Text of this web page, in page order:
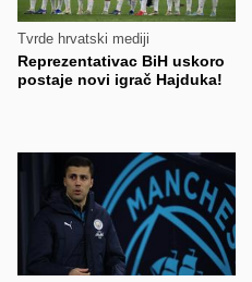
Tvrde hrvatski mediji
Reprezentativac BiH uskoro
postaje novi igrač Hajduka!